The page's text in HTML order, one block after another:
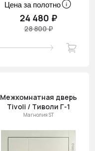
Цена за полотно
24 480 ₽
28 800 ₽
Межкомнатная дверь
Tivoli / Тиволи Г-1
Магнолия ST